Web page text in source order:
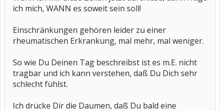
ich mich, WANN es soweit sein soll!
Einschränkungen gehören leider zu einer
rheumatischen Erkrankung, mal mehr, mal weniger.
So wie Du Deinen Tag beschreibst ist es m.E. nicht
tragbar und ich kann verstehen, daß Du Dich sehr
schlecht fühlst.
Ich drücke Dir die Daumen, daß Du bald eine